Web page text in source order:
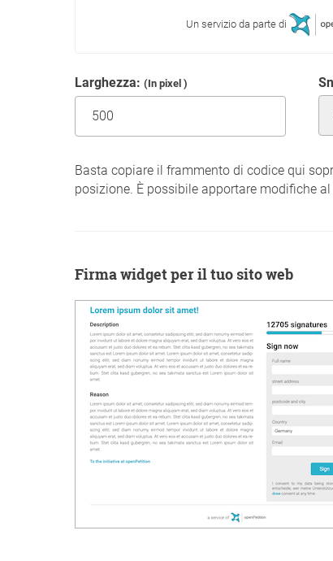
Larghezza: (In pixel )
Basta copiare il frammento di codice qui
posizione. È possibile apportare modifiche
Firma widget per il tuo sito web